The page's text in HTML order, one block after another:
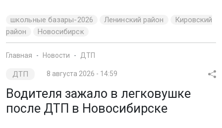
школьные базары-2026 Ленинский район
Кировский
район
Новосибирск
Главная Новости ДТП
ДТП 8 августа 2026 - 14:59
Водителя зажало в легковушке
после ДТП в Новосибирске